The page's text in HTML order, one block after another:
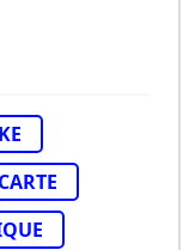
CARTE